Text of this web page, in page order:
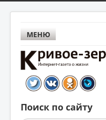
МЕНЮ
Поиск по сайту